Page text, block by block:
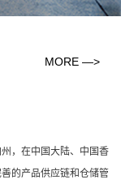
MORE —>
，在中国大陆、中国香
的产品供应链和仓储管